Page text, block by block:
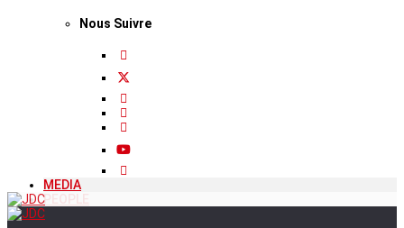
Nous Suivre
MEDIA
PEOPLE